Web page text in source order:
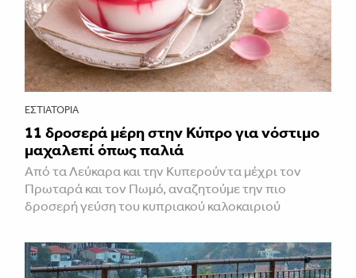
ΕΣΤΙΑΤΌΡΙΑ
11 δροσερά μέρη στην Κύπρο για νόστιμο
μαχαλεπί όπως παλιά
Από τα Λεύκαρα και την Κυπερούντα μέχρι τον
Πρωταρά και τον Πωμό, αναζητούμε την πιο
δροσερή γεύση του κυπριακού καλοκαιριού